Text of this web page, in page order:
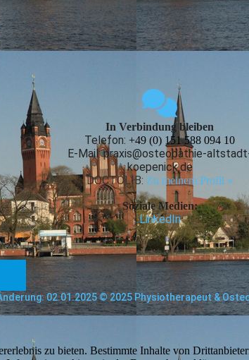
In Verbindung bleiben
Telefon: +49 (0) 151 588 094 10
E-Mail: praxis@osteopathie-
koepenick.de
DOCTOLIB: Zu meinem Profil »
Soziale Medien:
LinkedIn
02.01.2025 © 2025 Physiotherapeut &
zu bieten. Bestimmte Inhalte von